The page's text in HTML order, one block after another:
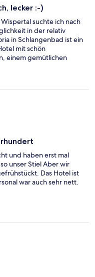
lecker :-)
suchte ich nach
in der relativ
in Schlangenbad ist ein
mit schön
einem gemütlichen
Personal.
mit Champignons
und haben erst mal
unser Stiel Aber wir
Das Hotel ist
war auch sehr nett.